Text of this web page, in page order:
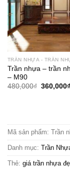
TRẦN NHỰA - TRẦN
Trần nhựa – trần
– M90
480,000₫ Giá
360,000₫
Mã sản phẩm: Trần
Danh mục: Trần
Thẻ: giá trần nhựa